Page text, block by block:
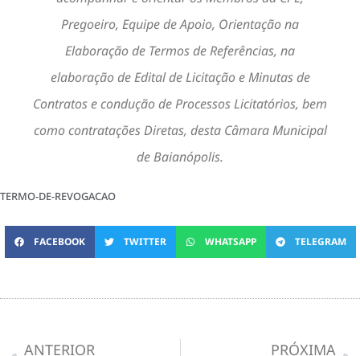
Pregoeiro, Equipe de Apoio, Orientação na
Elaboração de Termos de Referências, na
elaboração de Edital de Licitação e Minutas de
Contratos e condução de Processos Licitatórios, bem
como contratações Diretas, desta Câmara Municipal
de Baianópolis.
TERMO-DE-REVOGACAO
FACEBOOK TWITTER WHATSAPP TELEGRAM
ANTERIOR
PRÓXIMA